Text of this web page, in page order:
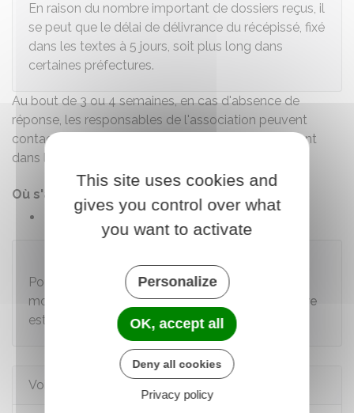
En raison du nombre important de dossiers reçus, il
se peut que le délai de délivrance du récépissé, fixé
dans les textes à 5 jours, soit plus long dans
certaines préfectures.
Au bout de 3 ou 4 semaines, en cas d'absence de
réponse, les responsables de l'association peuvent
contacter le greffe des associations du département
dans lequel se trouve le siège de l'association.
Où s'adresser ?
Greffe des associations
Pour obtenir le récépissé de déclaration de
modification d'une association, la marche à suivre
est la même.
Voir aussi
This site uses cookies and
gives you control over what
you want to activate
Personalize
OK, accept all
Deny all cookies
Privacy policy